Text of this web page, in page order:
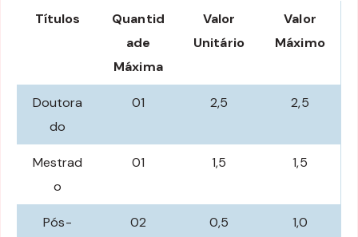
Títulos
Quantid
ade
Máxima
Valor
Unitário
Valor
Máximo
Doutora
do
01 2,5 2,5
Mestrad
o
01 1,5 1,5
Pós-
02 0,5 1,0